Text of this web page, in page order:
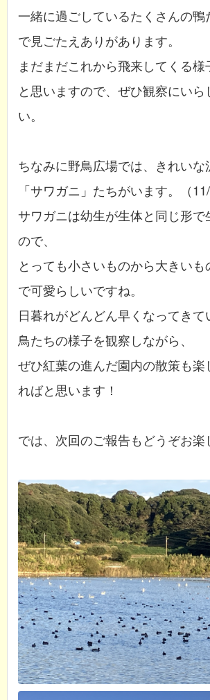
一緒に過ごしているたくさんの鴨
で見ごたえありがあります。
まだまだこれから飛来してくる様
と思いますので、ぜひ観察にいら
い。
ちなみに野鳥広場では、きれいな
「サワガニ」たちがいます。（11/
サワガニは幼生が生体と同じ形で
ので、
とっても小さいものから大きい
で可愛らしいですね。
日暮れがどんどん早くなってきて
鳥たちの様子を観察しながら、
ぜひ紅葉の進んだ園内の散策も楽
ればと思います！
では、次回のご報告もどうぞお楽